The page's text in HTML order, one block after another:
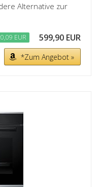
Alternative zur
EUR 599,90 EUR
*Zum Angebot »